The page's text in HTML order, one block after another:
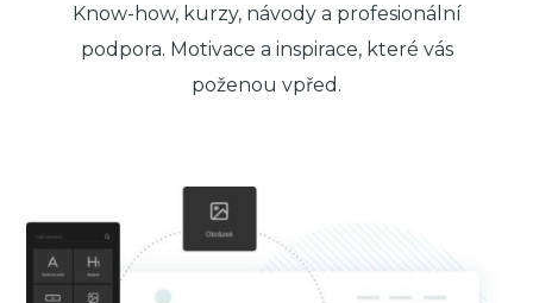
Know-how, kurzy, návody a profesionální
podpora. Motivace a inspirace, které vás
poženou vpřed.